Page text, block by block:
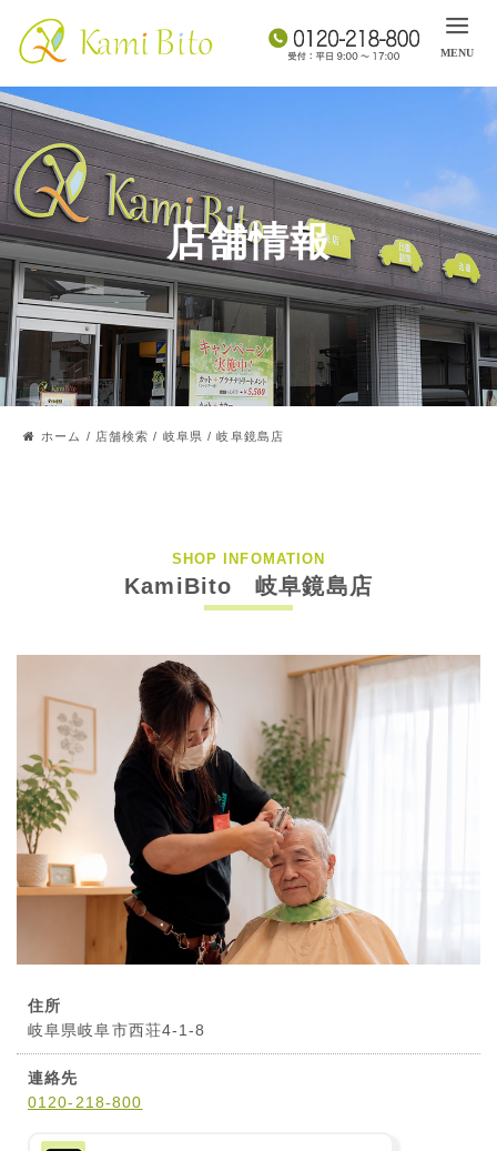
店舗情報
ホーム / 店舗検索 / 岐阜県 / 岐阜鏡島店
SHOP INFOMATION
KamiBito 岐阜鏡島店
住所
岐阜県岐阜市西荘4-1-8
連絡先
0120-218-800